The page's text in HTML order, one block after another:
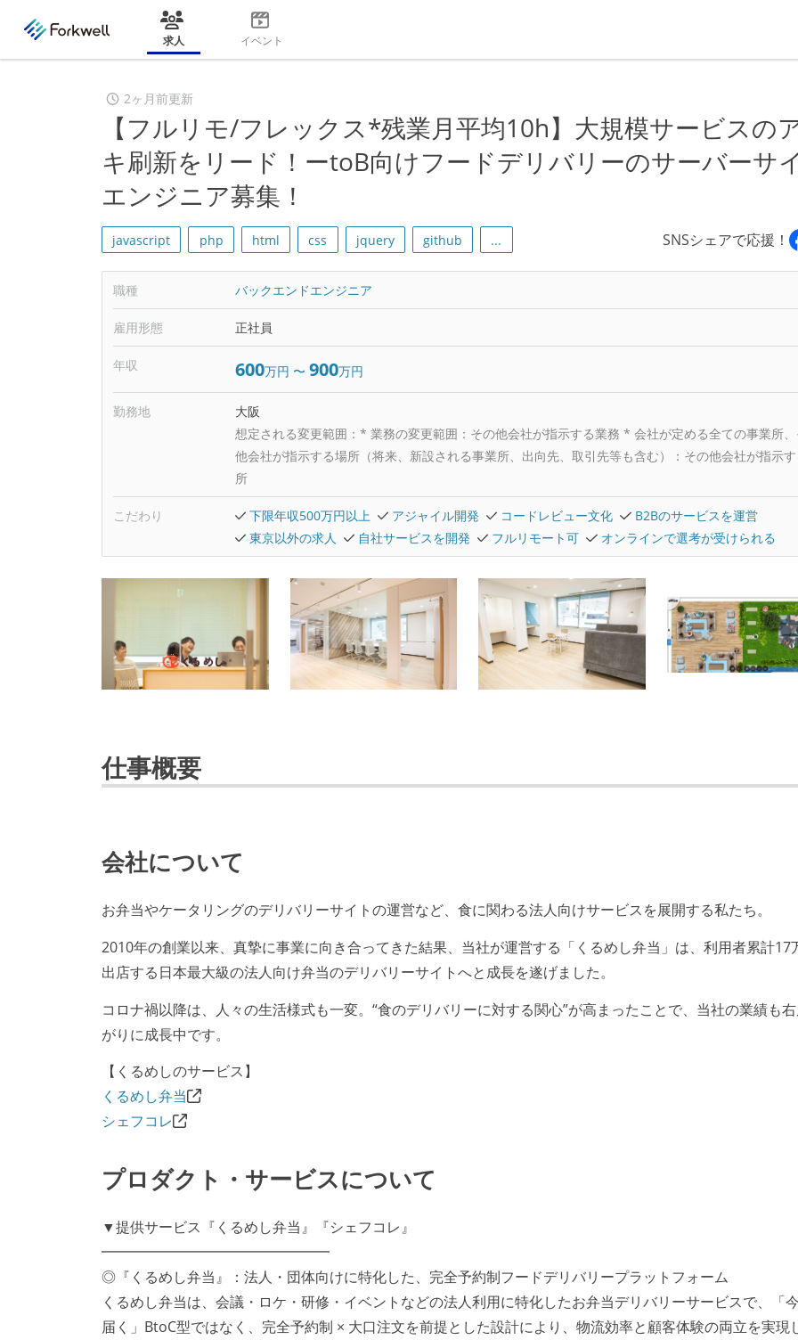
求人 イベント
2ヶ月前更新
【フルリモ/フレックス*残業月平均10h】大規模サービスの
キ刷新をリード！ーtoB向けフードデリバリーのサーバーサ
エンジニア募集！
javascript php html css jquery github ... SNSシェアで応援！
職種 バックエンドエンジニア
雇用形態 正社員
年収 600万円 〜 900万円
勤務地
大阪
想定される変更範囲： * 業務の変更範囲：その他会社が指示する業務 * 会社が定める全ての事業所
他会社が指示する場所（将来、新設される事業所、出向先、取引先等も含む）：その他会社が指示
所
こだわり 下限年収500万円以上 アジャイル開発 コードレビュー文化
B2Bのサービスを運営
東京以外の求人
自社サービスを開発 フルリモート可 オンラインで選考が受けられる
仕事概要
会社について
お弁当やケータリングのデリバリーサイトの運営など、食に関わる法人向けサービスを展開する私たち。
2010年の創業以来、真摯に事業に向き合ってきた結果、当社が運営する「くるめし弁当」は、利用者累計17
出店する日本最大級の法人向け弁当のデリバリーサイトへと成長を遂げました。
コロナ禍以降は、人々の生活様式も一変。“食のデリバリーに対する関心”が高まったことで、当社の業績も
がりに成長中です。
【くるめしのサービス】
くるめし弁当
シェフコレ
プロダクト・サービスについて
▼提供サービス『くるめし弁当』『シェフコレ』
━━━━━━━━━━━━━━━━
◎『くるめし弁当』：法人・団体向けに特化した、完全予約制フードデリバリープラットフォーム
くるめし弁当は、会議・ロケ・研修・イベントなどの法人利用に特化したお弁当デリバリーサービスで、「
届く」BtoC型ではなく、完全予約制 × 大口注文を前提とした設計により、物流効率と顧客体験の両立を実現